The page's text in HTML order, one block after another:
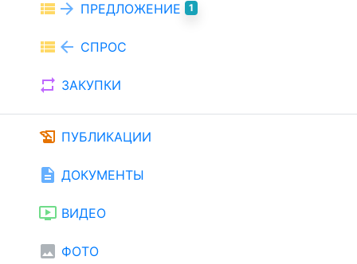
view_list arrow_forward ПРЕДЛОЖЕНИЕ 1
view_list arrow_back СПРОС
repeat ЗАКУПКИ
history_edu ПУБЛИКАЦИИ
description ДОКУМЕНТЫ
ondemand_video ВИДЕО
image ФОТО